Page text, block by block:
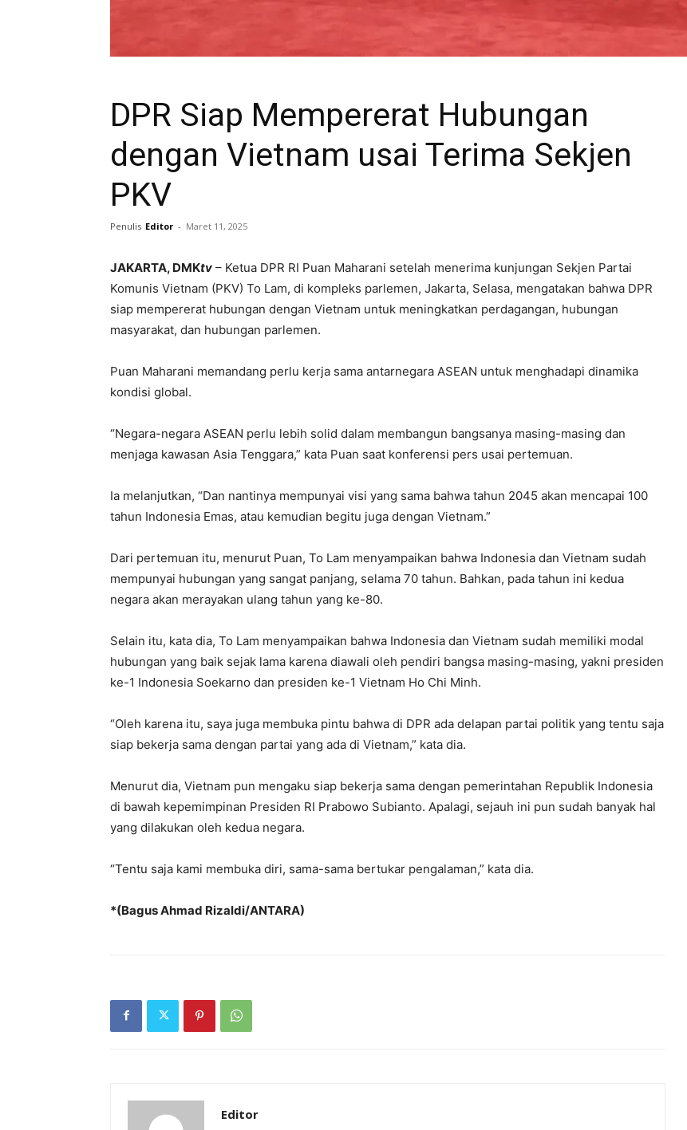
DPR Siap Mempererat Hubungan
dengan Vietnam usai Terima Sekjen
PKV
Penulis Editor - Maret 11, 2025
JAKARTA, DMKtv – Ketua DPR RI Puan Maharani setelah menerima kunjungan Sekjen Partai
Komunis Vietnam (PKV) To Lam, di kompleks parlemen, Jakarta, Selasa, mengatakan bahwa DPR
siap mempererat hubungan dengan Vietnam untuk meningkatkan perdagangan, hubungan
masyarakat, dan hubungan parlemen.
Puan Maharani memandang perlu kerja sama antarnegara ASEAN untuk menghadapi dinamika
kondisi global.
“Negara-negara ASEAN perlu lebih solid dalam membangun bangsanya masing-masing dan
menjaga kawasan Asia Tenggara,” kata Puan saat konferensi pers usai pertemuan.
Ia melanjutkan, “Dan nantinya mempunyai visi yang sama bahwa tahun 2045 akan mencapai 100
tahun Indonesia Emas, atau kemudian begitu juga dengan Vietnam.”
Dari pertemuan itu, menurut Puan, To Lam menyampaikan bahwa Indonesia dan Vietnam sudah
mempunyai hubungan yang sangat panjang, selama 70 tahun. Bahkan, pada tahun ini kedua
negara akan merayakan ulang tahun yang ke-80.
Selain itu, kata dia, To Lam menyampaikan bahwa Indonesia dan Vietnam sudah memiliki modal
hubungan yang baik sejak lama karena diawali oleh pendiri bangsa masing-masing, yakni presiden
ke-1 Indonesia Soekarno dan presiden ke-1 Vietnam Ho Chi Minh.
“Oleh karena itu, saya juga membuka pintu bahwa di DPR ada delapan partai politik yang tentu saja
siap bekerja sama dengan partai yang ada di Vietnam,” kata dia.
Menurut dia, Vietnam pun mengaku siap bekerja sama dengan pemerintahan Republik Indonesia
di bawah kepemimpinan Presiden RI Prabowo Subianto. Apalagi, sejauh ini pun sudah banyak hal
yang dilakukan oleh kedua negara.
“Tentu saja kami membuka diri, sama-sama bertukar pengalaman,” kata dia.
*(Bagus Ahmad Rizaldi/ANTARA)
Editor